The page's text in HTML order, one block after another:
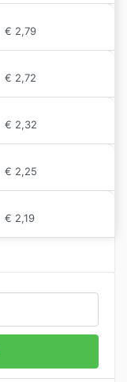
€ 2,79
€ 2,72
€ 2,32
€ 2,25
€ 2,19